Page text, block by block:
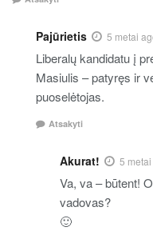
Pajūrietis 5 metai
Liberalų kandidatu į
Masiulis – patyręs ir
puoselėtojas.
Atsakyti
Akurat! 5
Va, va – būtent!
vadovas?
🙂